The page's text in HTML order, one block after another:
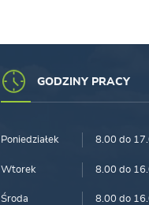
GODZINY PRACY
Poniedziałek 8.00 do
Wtorek 8.00 do
Środa 8.00 do